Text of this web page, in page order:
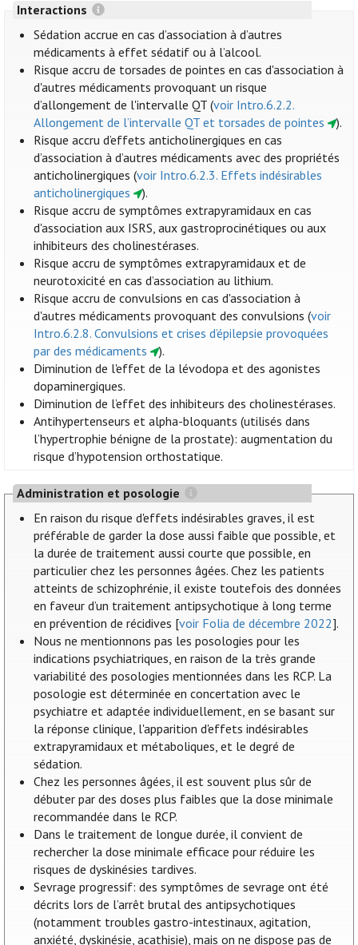
Interactions
Sédation accrue en cas d’association à d’autres
médicaments à effet sédatif ou à l’alcool.
Risque accru de torsades de pointes en cas d'association à
d'autres médicaments provoquant un risque
d’allongement de l'intervalle QT (voir Intro.6.2.2.
Allongement de l’intervalle QT et torsades de pointes
).
Risque accru d’effets anticholinergiques en cas
d’association à d’autres médicaments avec des propriétés
anticholinergiques (voir Intro.6.2.3. Effets indésirables
anticholinergiques
).
Risque accru de symptômes extrapyramidaux en cas
d'association aux ISRS, aux gastroprocinétiques ou aux
inhibiteurs des cholinestérases.
Risque accru de symptômes extrapyramidaux et de
neurotoxicité en cas d’association au lithium.
Risque accru de convulsions en cas d'association à
d'autres médicaments provoquant des convulsions (voir
Intro.6.2.8. Convulsions et crises d’épilepsie provoquées
par des médicaments
).
Diminution de l'effet de la lévodopa et des agonistes
dopaminergiques.
Diminution de l’effet des inhibiteurs des cholinestérases.
Antihypertenseurs et alpha-bloquants (utilisés dans
l’hypertrophie bénigne de la prostate): augmentation du
risque d’hypotension orthostatique.
Administration et posologie
En raison du risque d'effets indésirables graves, il est
préférable de garder la dose aussi faible que possible, et
la durée de traitement aussi courte que possible, en
particulier chez les personnes âgées. Chez les patients
atteints de schizophrénie, il existe toutefois des données
en faveur d’un traitement antipsychotique à long terme
en prévention de récidives [voir Folia de décembre 2022].
Nous ne mentionnons pas les posologies pour les
indications psychiatriques, en raison de la très grande
variabilité des posologies mentionnées dans les RCP. La
posologie est déterminée en concertation avec le
psychiatre et adaptée individuellement, en se basant sur
la réponse clinique, l'apparition d'effets indésirables
extrapyramidaux et métaboliques, et le degré de
sédation.
Chez les personnes âgées, il est souvent plus sûr de
débuter par des doses plus faibles que la dose minimale
recommandée dans le RCP.
Dans le traitement de longue durée, il convient de
rechercher la dose minimale efficace pour réduire les
risques de dyskinésies tardives.
Sevrage progressif: des symptômes de sevrage ont été
décrits lors de l’arrêt brutal des antipsychotiques
(notamment troubles gastro-intestinaux, agitation,
anxiété, dyskinésie, acathisie), mais on ne dispose pas de